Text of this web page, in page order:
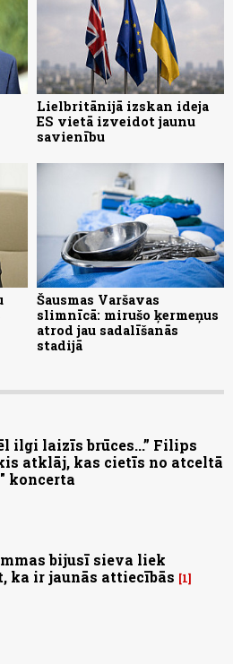
Lielbritānijā izskan ideja
ES vietā izveidot jaunu
savienību
Šausmas Varšavas
slimnīcā: mirušo ķermeņus
atrod jau sadalīšanās
stadijā
ilgi laizīs brūces...” Filips
atklāj, kas cietīs no atceltā
koncerta
bijusī sieva liek
ka ir jaunās attiecībās
1